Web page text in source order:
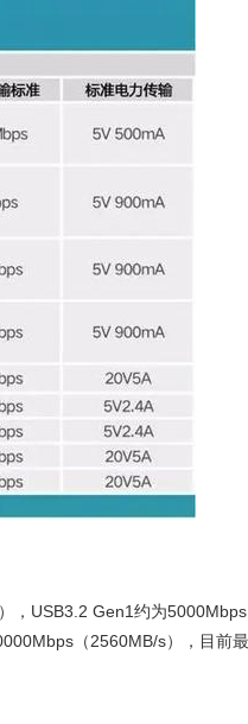
，USB3.2 Gen1约为5000Mbps
（2560MB/s），目前